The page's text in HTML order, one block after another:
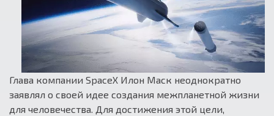
Глава компании SpaceX Илон Маск неоднократно
заявлял о своей идее создания межпланетной жизни
для человечества. Для достижения этой цели,